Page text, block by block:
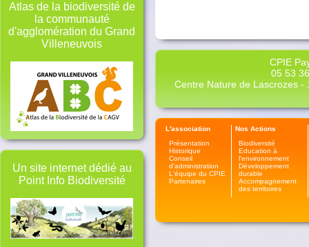
Atlas de la biodiversité de
la communauté
d'agglomération du Grand
Villeneuvois
Un site internet dédié au
Point Info Biodiversité
CPIE
05 53
Centre Nature de Lascrozes -
L'association
Présentation
Historique
Conseil
d'administration
L'équipe du CPIE
Partenaires
Nos Actions
Biodiversité
Education à
l'environnement
Développement
durable
Accompagnement
des territoires